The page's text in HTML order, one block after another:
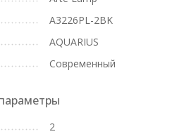
A3226PL-2BK
AQUARIUS
Современный
2